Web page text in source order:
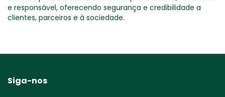
e responsável, oferecendo segurança e credibilidade a
clientes, parceiros e à sociedade.
Siga-nos